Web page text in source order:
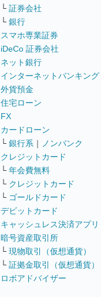
└ 証券会社
└ 銀行
スマホ専業証券
iDeCo 証券会社
ネット銀行
インターネットバンキング
外貨預金
住宅ローン
FX
カードローン
└ 銀行系 ｜
ノンバンク
クレジットカード
└ 年会費無料
└ クレジットカード
└ ゴールドカード
デビットカード
キャッシュレス決済アプリ
暗号資産取引所
└ 現物取引（仮想通貨）
└ 証拠金取引（仮想通貨）
ロボアドバイザー